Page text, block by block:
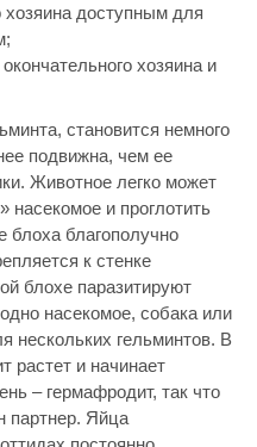
хозяина доступным для
хозяина и
становится немного
подвижна, чем ее
Животное легко может
насекомое и проглотить
блоха благополучно
к стенке
блохе паразитируют
насекомое, собака или
нескольких гельминтов. В
растет и начинает
– гермафродит, так что
партнер. Яйца